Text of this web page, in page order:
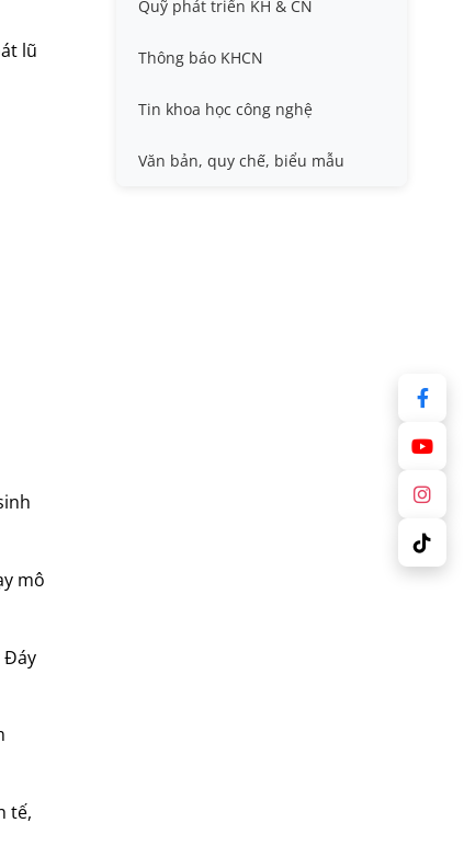
lũ
mô
Đáy
tế,
Nafosted, Nghị định thư
Sở hữu trí tuệ
Thông tin ứng viên GS/PGS
Tiêu chuẩn, quy chuẩn
Hội nghị quốc tế và hội nghị
Quỹ phát triển KH & CN
Thông báo KHCN
Tin khoa học công nghệ
Văn bản, quy chế, biểu mẫu